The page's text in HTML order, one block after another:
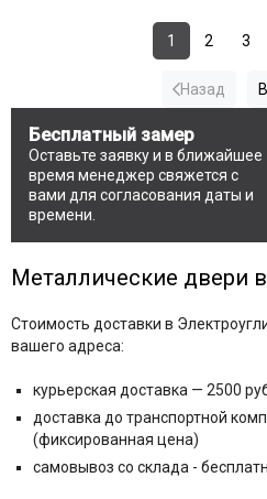
Назад
1 2 3
Бесплатный замер
Оставьте заявку и в ближайшее
время менеджер свяжется с
вами для согласования даты и
времени.
Металлические двери
Стоимость доставки в
вашего адреса:
курьерская доставка — 2500
доставка до транспортной
(фиксированная цена)
самовывоз со склада -